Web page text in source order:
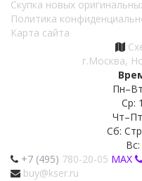
Скупка новых
Политика
Карта сайта
г.Москва,
Ср:
Сб:
+7 (495) 780-20-05 MAX
buy@kser.ru